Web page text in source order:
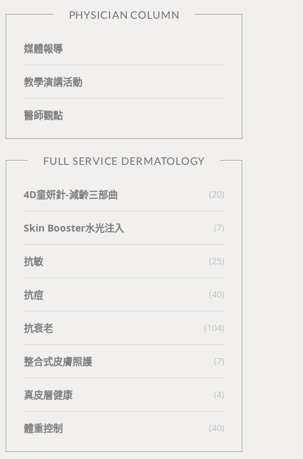
PHYSICIAN COLUMN
媒體報導
教學演講活動
醫師觀點
FULL SERVICE DERMATOLOGY
4D童妍針-減齡三部曲 (20)
Skin Booster水光注入 (7)
抗敏 (25)
抗痘 (40)
抗衰老 (104)
整合式皮膚照護 (7)
真皮層健康 (4)
體重控制 (40)